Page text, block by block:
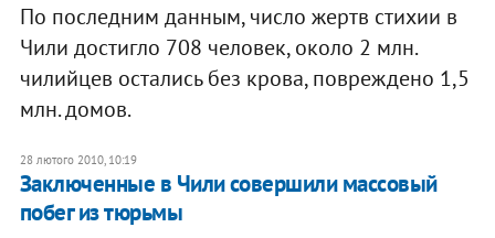
По последним данным, число жертв стихии в
Чили достигло 708 человек, около 2 млн.
чилийцев остались без крова, повреждено 1,5
млн. домов.
28 лютого 2010, 10:19
Заключенные в Чили совершили массовый
побег из тюрьмы